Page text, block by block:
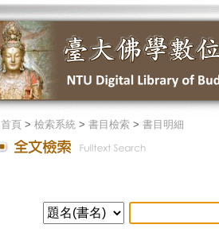
首頁> 檢索系統> 書目檢索> 書目明細